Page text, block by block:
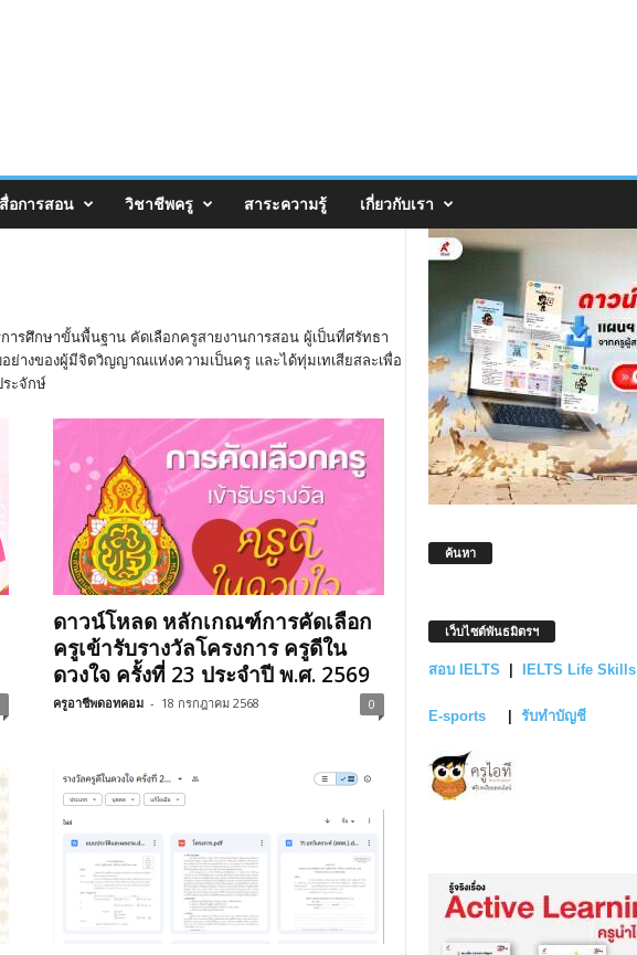
สื่อการสอน วิชาชีพครู สาระความรู้ เกี่ยวกับเรา
ารศึกษาขั้นพื้นฐาน คัดเลือกครูสายงานการสอน ผู้เป็นที่ศรัทธา
ย่างของผู้มีจิตวิญญาณแห่งความเป็นครู และได้ทุ่มเทเสียสละเพื่อ
ระจักษ์
ดาวน์โหลด หลักเกณฑ์การคัดเลือก
ครูเข้ารับรางวัลโครงการ ครูดีใน
ดวงใจ ครั้งที่ 23 ประจำปี พ.ศ. 2569
ครูอาชีพดอทคอม - 18 กรกฎาคม 2568 0
ค้นหา
เว็บไซต์พันธมิตรฯ
สอบ IELTS IELTS Life Skills
E-sports รับทำบัญชี